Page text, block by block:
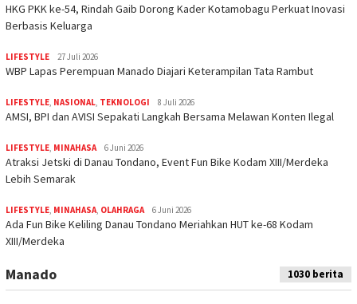
HKG PKK ke-54, Rindah Gaib Dorong Kader Kotamobagu Perkuat Inovasi
Berbasis Keluarga
LIFESTYLE 27 Juli 2026
WBP Lapas Perempuan Manado Diajari Keterampilan Tata Rambut
LIFESTYLE NASIONAL TEKNOLOGI 8 Juli 2026
AMSI, BPI dan AVISI Sepakati Langkah Bersama Melawan Konten Ilegal
LIFESTYLE MINAHASA 6 Juni 2026
Atraksi Jetski di Danau Tondano, Event Fun Bike Kodam XIII/Merdeka
Lebih Semarak
LIFESTYLE MINAHASA OLAHRAGA 6 Juni 2026
Ada Fun Bike Keliling Danau Tondano Meriahkan HUT ke-68 Kodam
XIII/Merdeka
Manado 1030 berita